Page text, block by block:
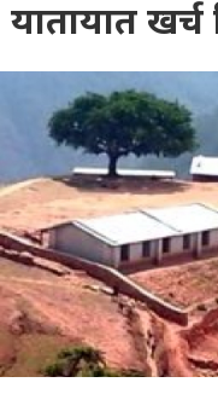
यातायात खर्च